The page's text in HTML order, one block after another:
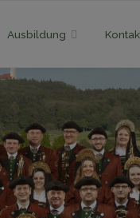
Ausbildung